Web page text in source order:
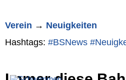
Verein → Neuigkeiten
Hashtags: #BSNews